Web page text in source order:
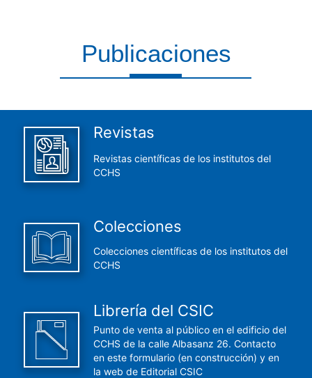
Publicaciones
Revistas
Revistas científicas de los institutos del
CCHS
Colecciones
Colecciones científicas de los institutos del
CCHS
Librería del CSIC
Punto de venta al público en el edificio del
CCHS de la calle Albasanz 26. Contacto
en este formulario (en construcción) y en
la web de Editorial CSIC